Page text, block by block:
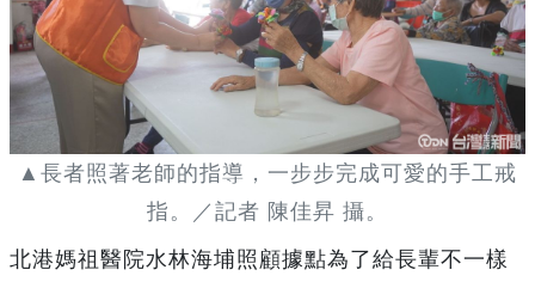
▲長者照著老師的指導，一步步完成可愛的手工戒
指。／記者 陳佳昇 攝。
北港媽祖醫院水林海埔照顧據點為了給長輩不一樣